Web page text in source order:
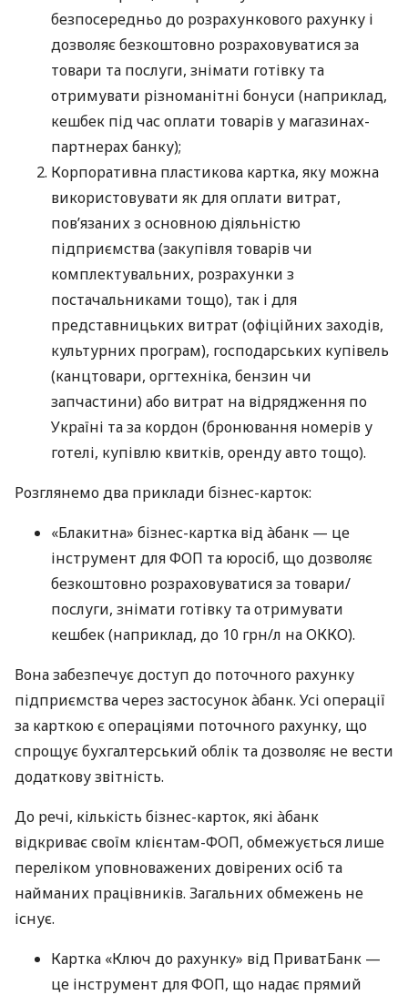
безпосередньо до розрахункового рахунку і
дозволяє безкоштовно розраховуватися за
товари та послуги, знімати готівку та
отримувати різноманітні бонуси (наприклад,
кешбек під час оплати товарів у магазинах-
партнерах банку);
Корпоративна пластикова картка, яку можна
використовувати як для оплати витрат,
пов’язаних з основною діяльністю
підприємства (закупівля товарів чи
комплектувальних, розрахунки з
постачальниками тощо), так і для
представницьких витрат (офіційних заходів,
культурних програм), господарських купівель
(канцтовари, оргтехніка, бензин чи
запчастини) або витрат на відрядження по
Україні та за кордон (бронювання номерів у
готелі, купівлю квитків, оренду авто тощо).
Розглянемо два приклади бізнес-карток:
«Блакитна» бізнес-картка від àбанк — це
інструмент для ФОП та юросіб, що дозволяє
безкоштовно розраховуватися за товари/
послуги, знімати готівку та отримувати
кешбек (наприклад, до 10 грн/л на ОККО).
Вона забезпечує доступ до поточного рахунку
підприємства через застосунок àбанк. Усі операції
за карткою є операціями поточного рахунку, що
спрощує бухгалтерський облік та дозволяє не вести
додаткову звітність.
До речі, кількість бізнес-карток, які àбанк
відкриває своїм клієнтам-ФОП, обмежується лише
переліком уповноважених довірених осіб та
найманих працівників. Загальних обмежень не
існує.
Картка «Ключ до рахунку» від ПриватБанк —
це інструмент для ФОП, що надає прямий